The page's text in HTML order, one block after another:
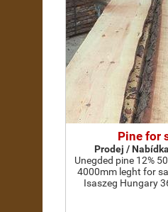
Pine for
Prodej /
Unegded pine 12%
4000mm leght for
Isaszeg Hungary